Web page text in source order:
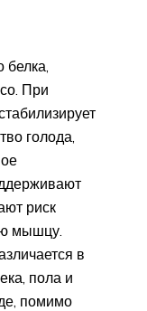
белка,
При
голода,
риск
мышцу.
в
пола и
помимо